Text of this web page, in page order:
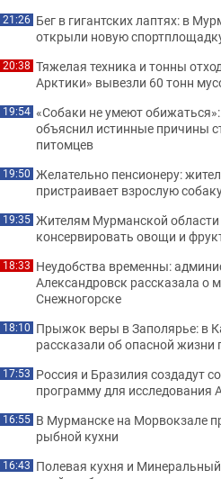
21:26 Бег в гигантских лаптях: в
открыли новую
20:38 Тяжелая техника и тонны
Арктики» вывезли 60 тонн
19:54 «Собаки не умеют
объяснил истинные причины
питомцев
19:50 Желательно пенсионеру:
пристраивает взрослую
19:35 Жителям Мурманской
консервировать овощи и
18:33 Неудобства временны:
Александровск рассказала о
Снежногорске
18:10 Прыжок веры в Заполярье: в
рассказали об опасной жизни
17:53 Россия и Бразилия создадут
программу для исследования
16:55 В Мурманске на Морвокзале
рыбной кухни
16:43 Полевая кухня и